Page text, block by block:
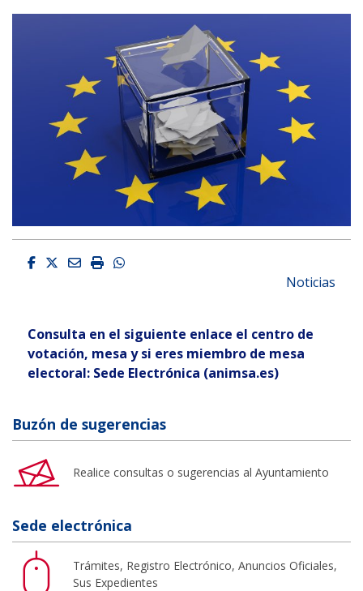
Facebook
Twitter
EmailImprimirWhatsapp
Noticias
Consulta en el siguiente enlace el centro de
votación, mesa y si eres miembro de mesa
electoral:Sede Electrónica (animsa.es)
Buzón de sugerencias
Realice consultas o sugerencias al Ayuntamiento
Sede electrónica
Trámites, Registro Electrónico, Anuncios Oficiales,
Sus Expedientes